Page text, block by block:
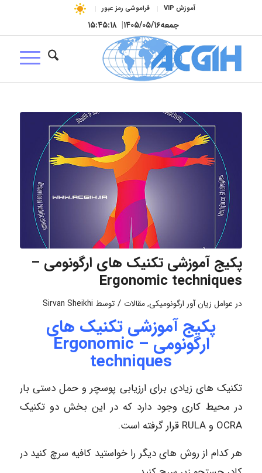
آموزش VIP فراموشی رمز عبور
جمعه۱۴۰۵/۰۵/۱۶| ۱۵:۴۵:۱۹
پکیج آموزشی تکنیک های ارگونومی –
Ergonomic techniques
در عوامل زیان آور ارگونومیکی,مقالات / توسط Sirvan Sheikhi
پکیج آموزشی تکنیک های
ارگونومی – Ergonomic
techniques
تکنیک های زیادی برای ارزیابی پوسچر و حمل دستی بار
در محیط کاری وجود دارد که در این بخش دو تکنیک
OCRA و RULA قرار گرفته است.
هر کدام از روش های دیگر را خواستید کافیه سرچ کنید در